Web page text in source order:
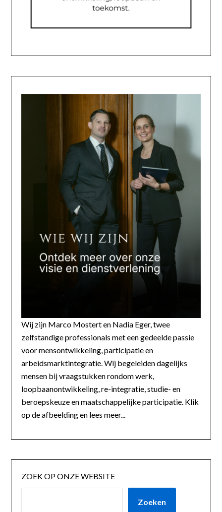
Wij zijn Marco Mostert en Nadia Eger, twee
zelfstandige professionals met een gedeelde passie
voor mensontwikkeling, participatie en
arbeidsmarktintegratie. Wij begeleiden dagelijks
mensen bij vraagstukken rondom werk,
loopbaanontwikkeling, re-integratie, studie- en
beroepskeuze en maatschappelijke participatie. Klik
op de afbeelding en lees meer...
ZOEK OP ONZE WEBSITE
Zoeken